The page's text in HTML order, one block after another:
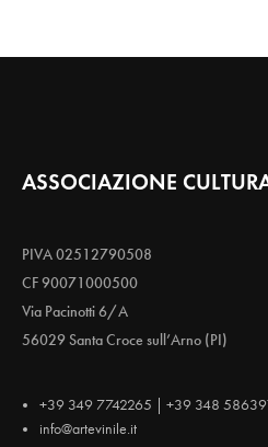
ASSOCIAZIONE
PIVA 02512790508
CF 90071000500
Via Pacinotti 6/A
56029 Santa Croce sull’Arno (PI)
+39 349 7742265 | +39 348
info@artevinile.it